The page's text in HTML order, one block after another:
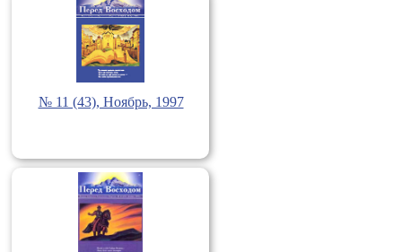
№ 11 (43), Ноябрь, 1997